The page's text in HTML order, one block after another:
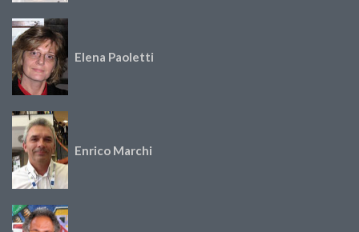
Elena Paoletti
Enrico Marchi